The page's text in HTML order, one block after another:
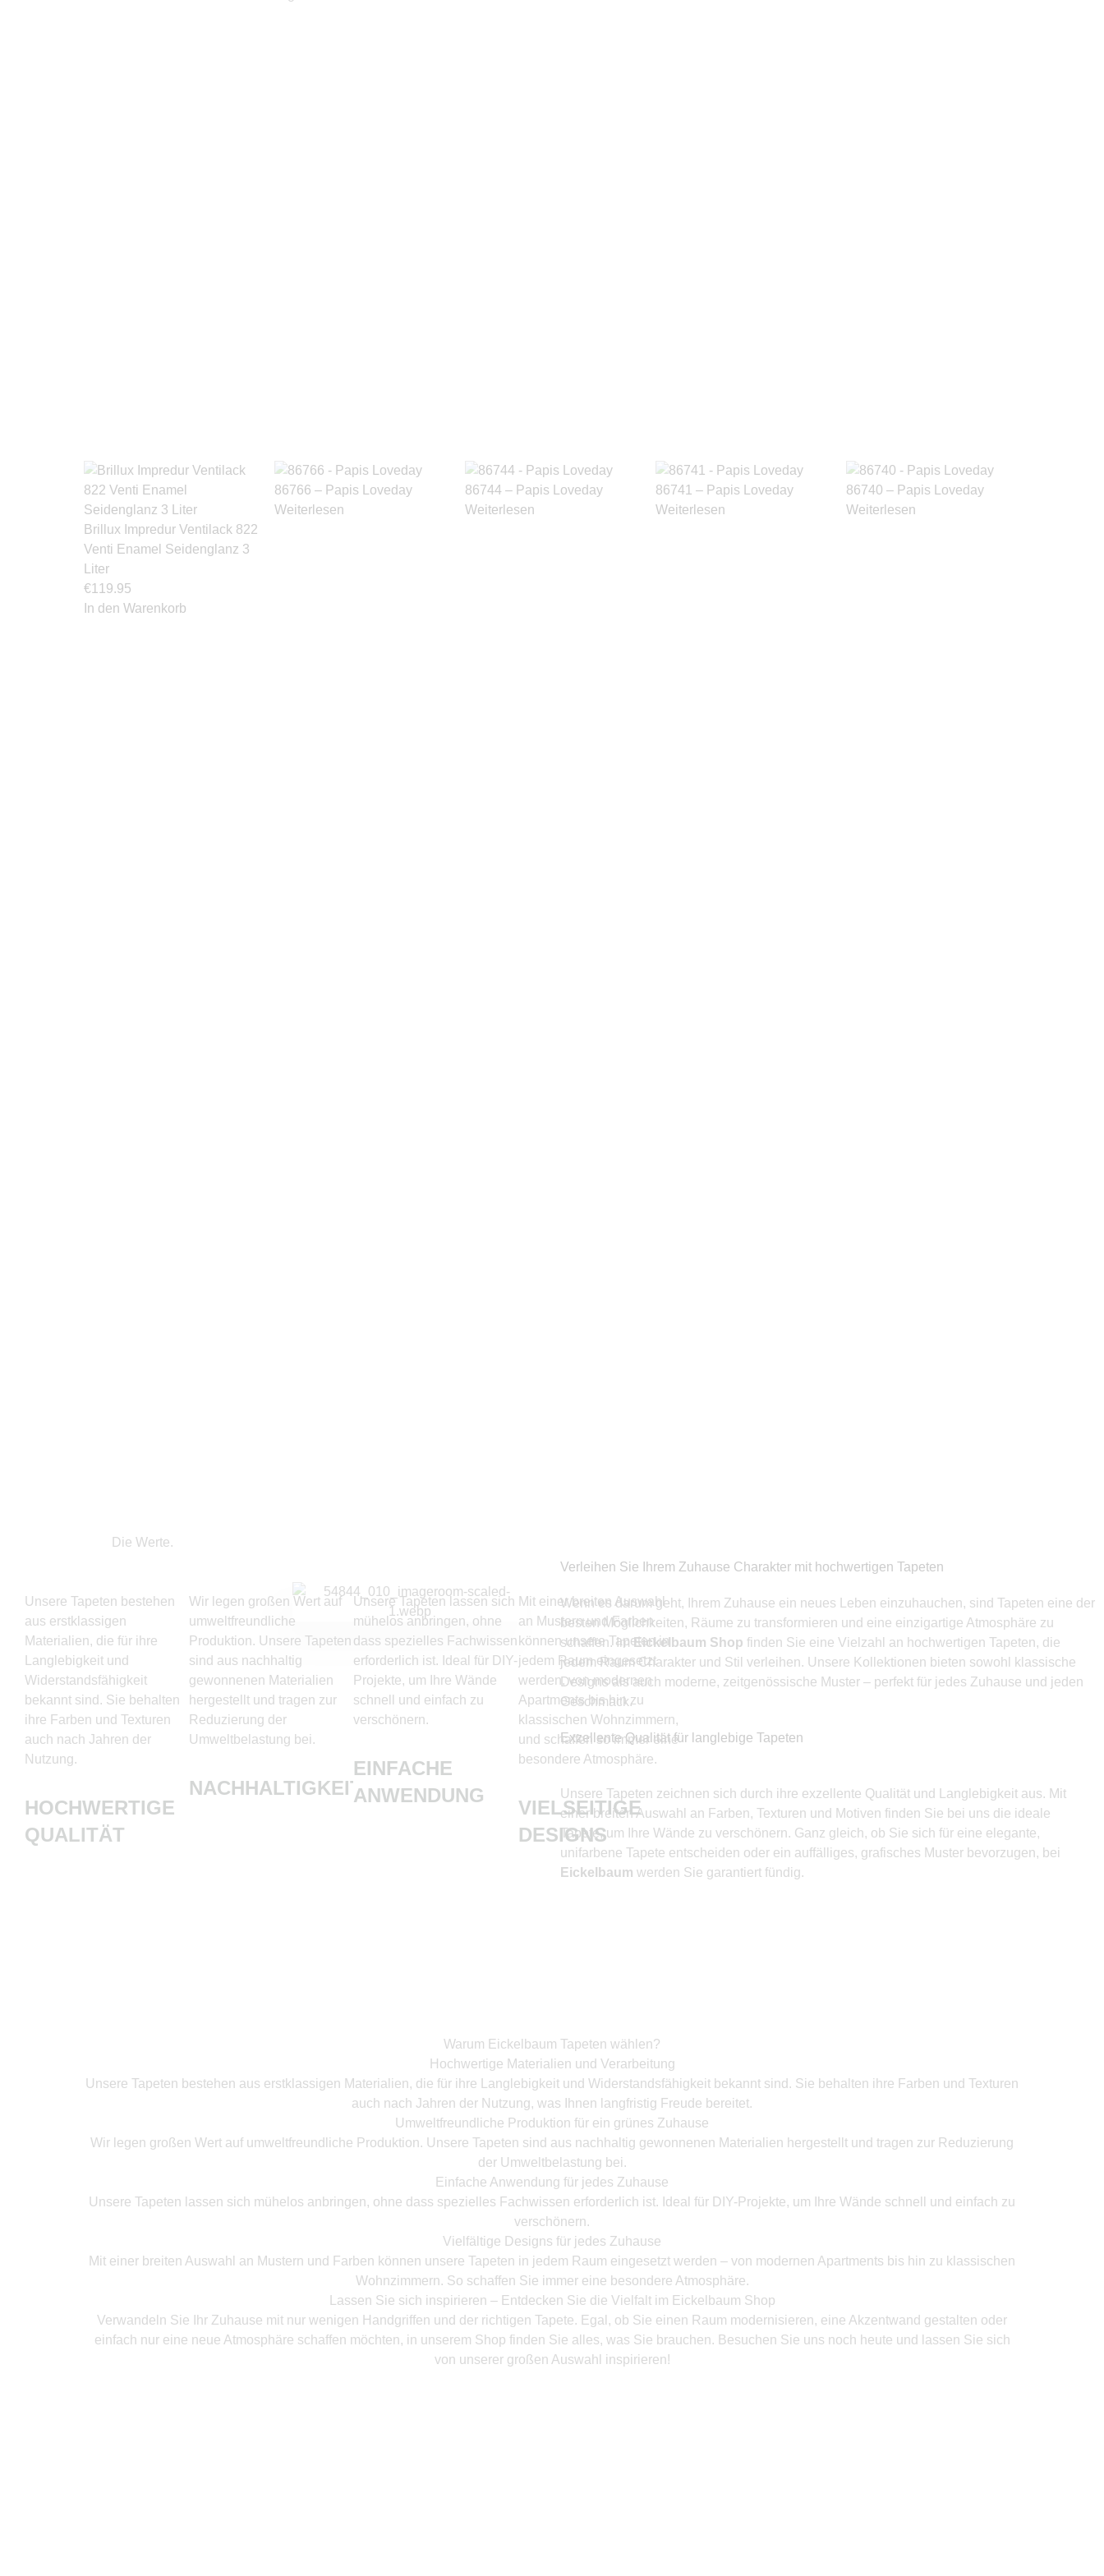
Brillux Impredur Ventilack 822
Venti Enamel Seidenglanz 3
Liter
€119.95
In den Warenkorb
86766 – Papis Loveday
Weiterlesen
86744 – Papis Loveday
Weiterlesen
86741 – Papis Loveday
Weiterlesen
86740 – Papis Loveday
Weiterlesen
Die Werte.
Unsere Tapeten bestehen
aus erstklassigen
Materialien, die für ihre
Langlebigkeit und
Widerstandsfähigkeit
bekannt sind. Sie behalten
ihre Farben und Texturen
auch nach Jahren der
Nutzung.
HOCHWERTIGE
QUALITÄT
Wir legen großen Wert auf
umweltfreundliche
Produktion. Unsere Tapeten
sind aus nachhaltig
gewonnenen Materialien
hergestellt und tragen zur
Reduzierung der
Umweltbelastung bei.
NACHHALTIGKEIT
Unsere Tapeten lassen sich
mühelos anbringen, ohne
dass spezielles Fachwissen
erforderlich ist. Ideal für DIY-
Projekte, um Ihre Wände
schnell und einfach zu
verschönern.
EINFACHE
ANWENDUNG
Mit einer breiten Auswahl
an Mustern und Farben
können unsere Tapeten in
jedem Raum eingesetzt
werden, von modernen
Apartments bis hin zu
klassischen Wohnzimmern,
und schaffen so immer eine
besondere Atmosphäre.
VIELSEITIGE
DESIGNS
Verleihen Sie Ihrem Zuhause Charakter mit hochwertigen Tapeten
Wenn es darum geht, Ihrem Zuhause ein neues Leben einzuhauchen, sind Tapeten eine der
besten Möglichkeiten, Räume zu transformieren und eine einzigartige Atmosphäre zu
schaffen. ImEickelbaum Shop finden Sie eine Vielzahl an hochwertigen Tapeten, die
jedem Raum Charakter und Stil verleihen. Unsere Kollektionen bieten sowohl klassische
Designs als auch moderne, zeitgenössische Muster – perfekt für jedes Zuhause und jeden
Geschmack.
Exzellente Qualität für langlebige Tapeten
Unsere Tapeten zeichnen sich durch ihre exzellente Qualität und Langlebigkeit aus. Mit
einer breiten Auswahl an Farben, Texturen und Motiven finden Sie bei uns die ideale
Tapete, um Ihre Wände zu verschönern. Ganz gleich, ob Sie sich für eine elegante,
unifarbene Tapete entscheiden oder ein auffälliges, grafisches Muster bevorzugen, bei
Eickelbaum werden Sie garantiert fündig.
Warum Eickelbaum Tapeten wählen?
Hochwertige Materialien und Verarbeitung
Unsere Tapeten bestehen aus erstklassigen Materialien, die für ihre Langlebigkeit und Widerstandsfähigkeit bekannt sind. Sie behalten ihre Farben und Texturen
auch nach Jahren der Nutzung, was Ihnen langfristig Freude bereitet.
Umweltfreundliche Produktion für ein grünes Zuhause
Wir legen großen Wert auf umweltfreundliche Produktion. Unsere Tapeten sind aus nachhaltig gewonnenen Materialien hergestellt und tragen zur Reduzierung
der Umweltbelastung bei.
Einfache Anwendung für jedes Zuhause
Unsere Tapeten lassen sich mühelos anbringen, ohne dass spezielles Fachwissen erforderlich ist. Ideal für DIY-Projekte, um Ihre Wände schnell und einfach zu
verschönern.
Vielfältige Designs für jedes Zuhause
Mit einer breiten Auswahl an Mustern und Farben können unsere Tapeten in jedem Raum eingesetzt werden – von modernen Apartments bis hin zu klassischen
Wohnzimmern. So schaffen Sie immer eine besondere Atmosphäre.
Lassen Sie sich inspirieren – Entdecken Sie die Vielfalt im Eickelbaum Shop
Verwandeln Sie Ihr Zuhause mit nur wenigen Handgriffen und der richtigen Tapete. Egal, ob Sie einen Raum modernisieren, eine Akzentwand gestalten oder
einfach nur eine neue Atmosphäre schaffen möchten, in unserem Shop finden Sie alles, was Sie brauchen. Besuchen Sie uns noch heute und lassen Sie sich
von unserer großen Auswahl inspirieren!